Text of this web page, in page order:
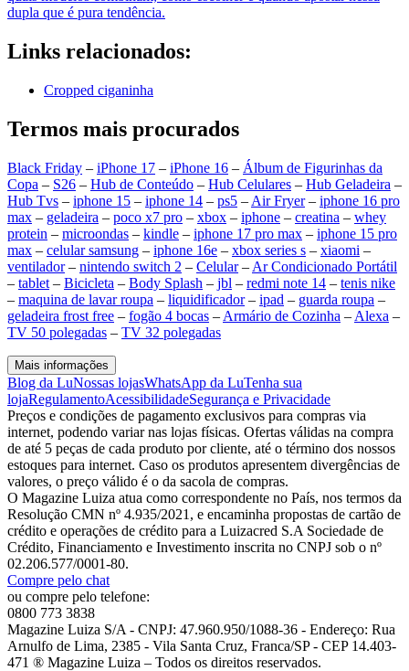
dupla que é pura tendência.
Links relacionados:
Cropped ciganinha
Termos mais procurados
Black Friday – iPhone 17 – iPhone 16 – Álbum de Figurinhas da
Copa – S26 – Hub de Conteúdo – Hub Celulares – Hub Geladeira –
Hub Tvs – iphone 15 – iphone 14 – ps5 – Air Fryer– iphone 16 pro
max – geladeira – poco x7 pro – xbox – iphone – creatina – whey
protein – microondas – kindle – iphone 17 pro max – iphone 15 pro
max – celular samsung – iphone 16e – xbox series s – xiaomi –
ventilador– nintendo switch 2 – Celular– Ar Condicionado Portátil
– tablet – Bicicleta – Body Splash – jbl – redmi note 14 – tenis nike
– maquina de lavar roupa – liquidificador– ipad – guarda roupa –
geladeira frost free – fogão 4 bocas – Armário de Cozinha – Alexa –
TV 50 polegadas – TV 32 polegadas
Mais informações
Blog da LuNossas lojasWhatsApp da LuTenha sua
lojaRegulamentoAcessibilidadeSegurança e Privacidade
Preços e condições de pagamento exclusivos para compras via
internet, podendo variar nas lojas físicas. Ofertas válidas na compra
de até 5 peças de cada produto por cliente, até o término dos nossos
estoques para internet. Caso os produtos apresentem divergências de
valores, o preço válido é o da sacola de compras.
O Magazine Luiza atua como correspondente no País, nos termos da
Resolução CMN nº 4.935/2021, e encaminha propostas de cartão de
crédito e operações de crédito para a Luizacred S.A Sociedade de
Crédito, Financiamento e Investimento inscrita no CNPJ sob o nº
02.206.577/0001-80.
Compre pelo chat
ou compre pelo telefone:
0800 773 3838
Magazine Luiza S/A - CNPJ: 47.960.950/1088-36 - Endereço: Rua
Arnulfo de Lima, 2385 - Vila Santa Cruz, Franca/SP - CEP 14.403-
471 ® Magazine Luiza – Todos os direitos reservados.